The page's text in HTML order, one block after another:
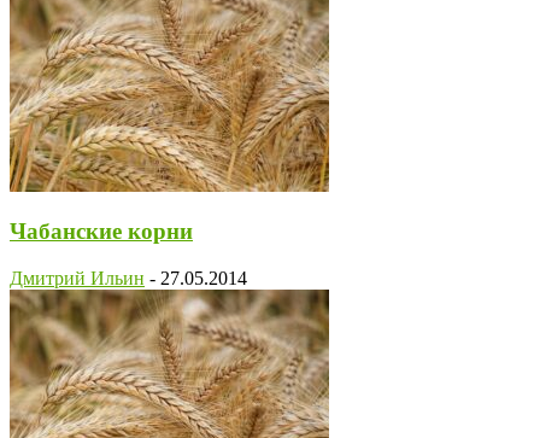
Чабанские корни
Дмитрий Ильин - 27.05.2014